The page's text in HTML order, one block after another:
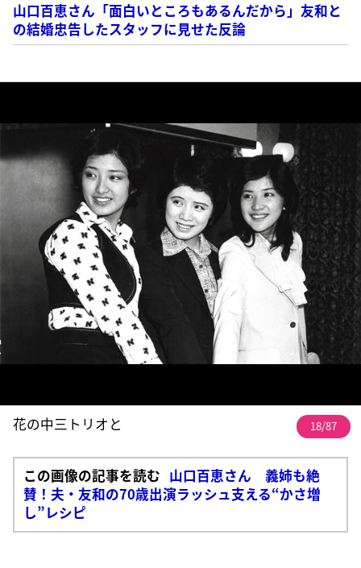
山口百恵さん「面白いところもあるんだから」友和と
の結婚忠告したスタッフに見せた反論
花の中三トリオと 18/87
この画像の記事を読む 山口百恵さん 義姉も絶
賛！夫・友和の70歳出演ラッシュ支える“かさ増
し”レシピ